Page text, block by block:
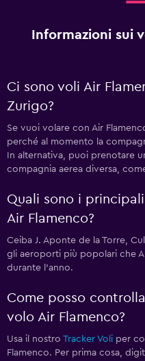
Informazioni sui
Ci sono voli Air
Zurigo?
Se vuoi volare con Air
perché al momento la
In alternativa, puoi prenotare
compagnia aerea diversa,
Quali sono i
Air Flamenco?
Ceiba J. Aponte de la Torre,
gli aeroporti più popolari che
durante l'anno.
Come posso
volo Air Flamenco?
Usa il nostro Tracker Voli per
Flamenco. Per prima cosa,